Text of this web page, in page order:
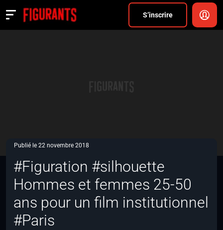
S’inscrire
Actualités
Publié le 22 novembre 2018
#Figuration #silhouette
Hommes et femmes 25-50
ans pour un film institutionnel
#Paris